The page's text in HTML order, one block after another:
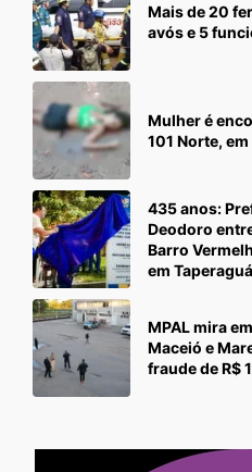
Mais de 20
avós e 5
Mulher é
101 Norte,
435 anos:
Deodoro
Barro
em Taperaguá
MPAL mira
Maceió e
fraude de R$